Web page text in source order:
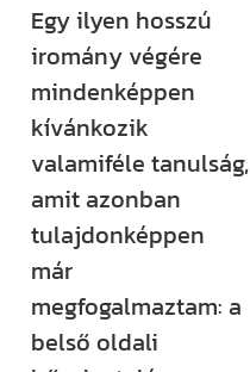
Egy ilyen hosszú
iromány végére
mindenképpen
kívánkozik
valamiféle tanulság,
amit azonban
tulajdonképpen
már
megfogalmaztam: a
belső oldali